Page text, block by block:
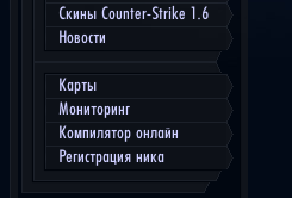
Скины Counter-Strike 1.6
Новости
Карты
Мониторинг
Компилятор онлайн
Регистрация ника